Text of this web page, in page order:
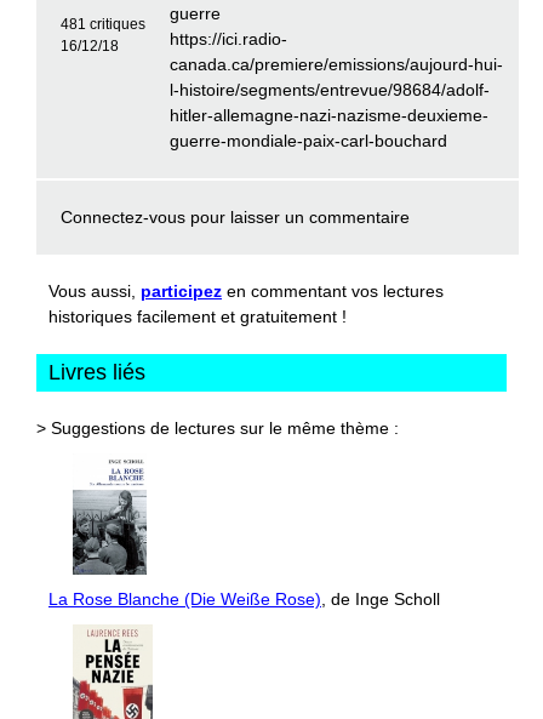
481 critiques
16/12/18
guerre
https://ici.radio-
canada.ca/premiere/emissions/aujourd-hui-
l-histoire/segments/entrevue/98684/adolf-
hitler-allemagne-nazi-nazisme-deuxieme-
guerre-mondiale-paix-carl-bouchard
Connectez-vous pour laisser un commentaire
Vous aussi, participez en commentant vos lectures
historiques facilement et gratuitement !
Livres liés
> Suggestions de lectures sur le même thème :
La Rose Blanche (Die Weiße Rose) , de Inge Scholl